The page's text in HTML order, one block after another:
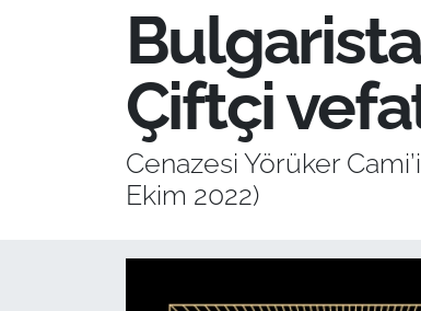
Çiftçi
Cenazesi Yörüker
Ekim 2022)
SİYASET
GÜNDEM
EKONOMİ
SAĞLIK